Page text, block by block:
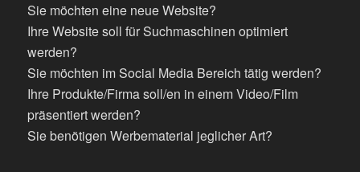
Sie möchten eine neue Website?
Ihre Website soll für Suchmaschinen optimiert
werden?
Sie möchten im Social Media Bereich tätig werden?
Ihre Produkte/Firma soll/en in einem Video/Film
präsentiert werden?
Sie benötigen Werbematerial jeglicher Art?